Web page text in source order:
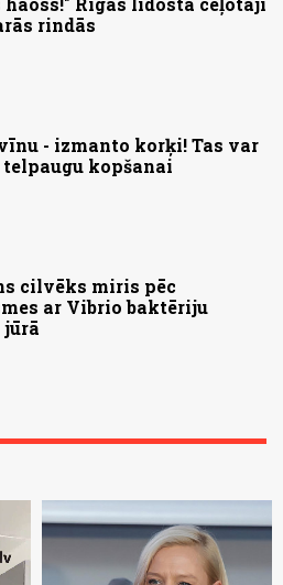
rindās
- izmanto korķi! Tas var
telpaugu kopšanai
cilvēks miris pēc
ar Vibrio baktēriju